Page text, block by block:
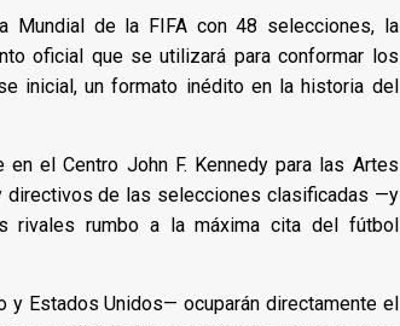
de la FIFA con 48 selecciones, la
oficial que se utilizará para conformar los
inicial, un formato inédito en la historia del
el Centro John F. Kennedy para las Artes
directivos de las selecciones clasificadas —y
rivales rumbo a la máxima cita del fútbol
y Estados Unidos— ocuparán directamente el